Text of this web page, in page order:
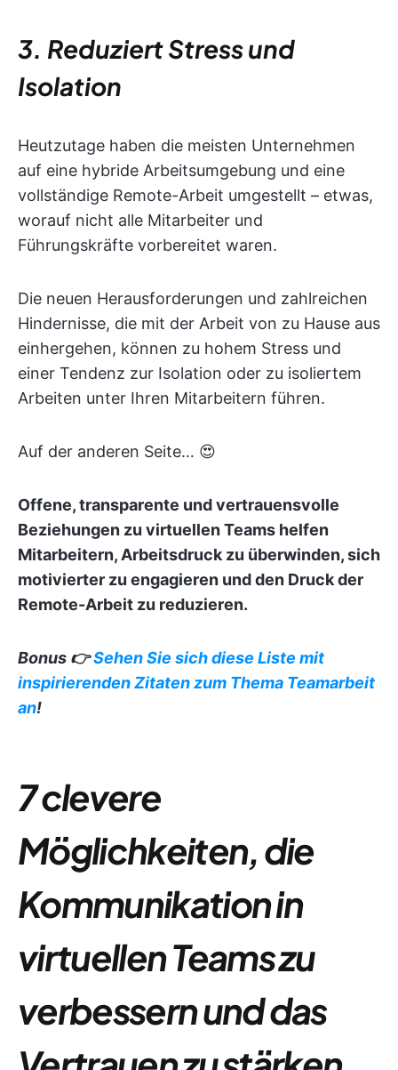
3. Reduziert Stress und
Isolation
Heutzutage haben die meisten Unternehmen
auf eine hybride Arbeitsumgebung und eine
vollständige Remote-Arbeit umgestellt – etwas,
worauf nicht alle Mitarbeiter und
Führungskräfte vorbereitet waren.
Die neuen Herausforderungen und zahlreichen
Hindernisse, die mit der Arbeit von zu Hause aus
einhergehen, können zu hohem Stress und
einer Tendenz zur Isolation oder zu isoliertem
Arbeiten unter Ihren Mitarbeitern führen.
Auf der anderen Seite… 😍
Offene, transparente und vertrauensvolle
Beziehungen zu virtuellen Teams helfen
Mitarbeitern, Arbeitsdruck zu überwinden, sich
motivierter zu engagieren und den Druck der
Remote-Arbeit zu reduzieren.
Bonus 👉Sehen Sie sich diese Liste mit
inspirierenden Zitaten zum Thema Teamarbeit
an!
7 clevere
Möglichkeiten, die
Kommunikation in
virtuellen Teams zu
verbessern und das